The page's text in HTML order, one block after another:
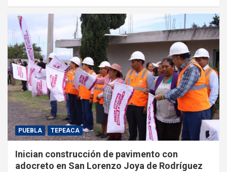
PUEBLA TEPEACA
Inician construcción de pavimento con
adocreto en San Lorenzo Joya de Rodríguez